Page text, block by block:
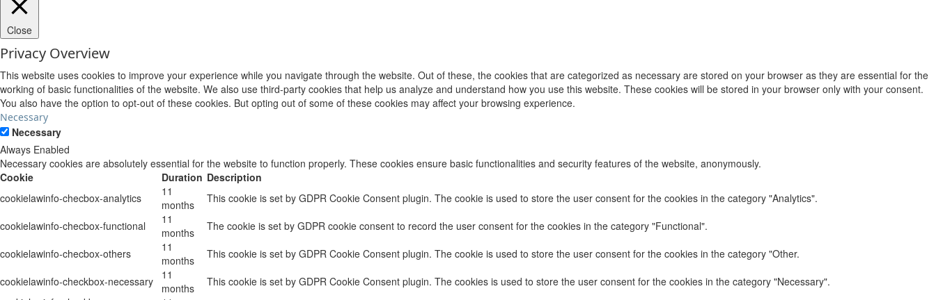
Close
Privacy Overview
This website uses cookies to improve your experience while you navigate through the website. Out of these, the cookies that are categorized as necessary are stored on your browser as they are essential for the
working of basic functionalities of the website. We also use third-party cookies that help us analyze and understand how you use this website. These cookies will be stored in your browser only with your consent.
You also have the option to opt-out of these cookies. But opting out of some of these cookies may affect your browsing experience.
Necessary
Necessary
Always Enabled
Necessary cookies are absolutely essential for the website to function properly. These cookies ensure basic functionalities and security features of the website, anonymously.
Cookie
Duration Description
cookielawinfo-checbox-analytics
11
months
This cookie is set by GDPR Cookie Consent plugin. The cookie is used to store the user consent for the cookies in the category "Analytics".
cookielawinfo-checbox-functional
11
months
The cookie is set by GDPR cookie consent to record the user consent for the cookies in the category "Functional".
cookielawinfo-checbox-others
11
months
This cookie is set by GDPR Cookie Consent plugin. The cookie is used to store the user consent for the cookies in the category "Other.
cookielawinfo-checkbox-necessary
11
months
This cookie is set by GDPR Cookie Consent plugin. The cookies is used to store the user consent for the cookies in the category "Necessary".